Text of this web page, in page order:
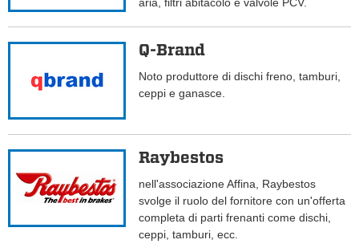
Q-Brand
Noto produttore di dischi freno, tamburi,
ceppi e ganasce.
Raybestos
nell'associazione Affina, Raybestos
svolge il ruolo del fornitore con un'offerta
completa di parti frenanti come dischi,
ceppi, tamburi, ecc.